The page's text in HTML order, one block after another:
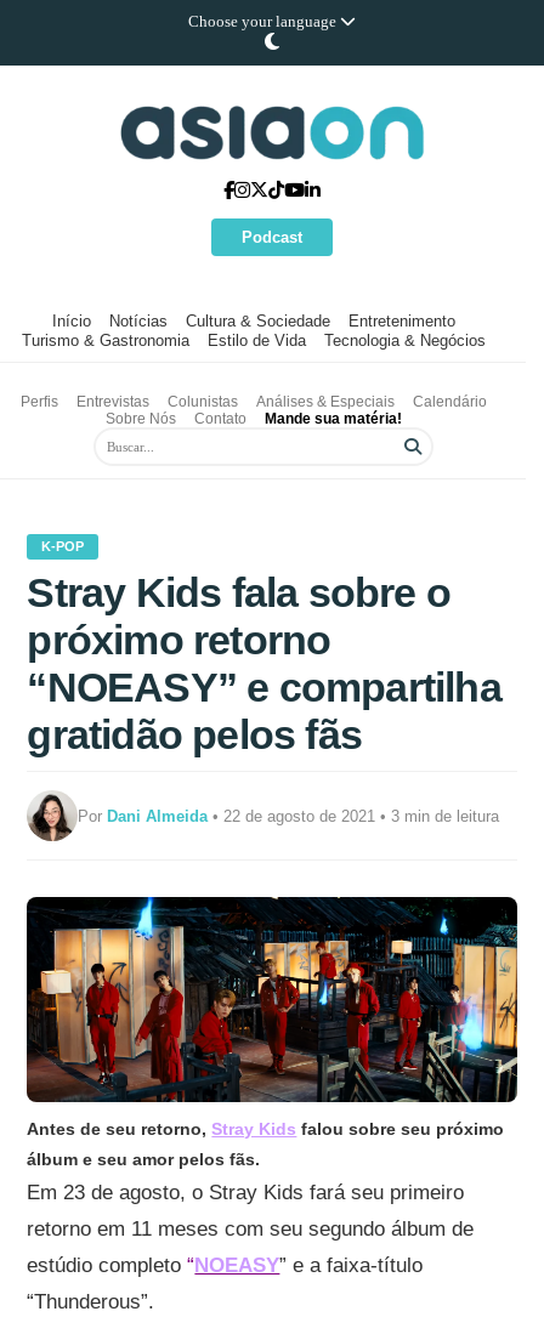
Choose your language
Podcast
Início Notícias Cultura & Sociedade
Entretenimento
Turismo & Gastronomia
Estilo de Vida Tecnologia & Negócios
Perfis Entrevistas Colunistas Análises & Especiais
Calendário
Sobre Nós
Contato Mande sua matéria!
K-POP
Stray Kids fala sobre o
próximo retorno
“NOEASY” e compartilha
gratidão pelos fãs
PorDani Almeida • 22 de agosto de 2021 • 3 min de leitura
Antes de seu retorno,Stray Kids falou sobre seu próximo
álbum e seu amor pelos fãs.
Em 23 de agosto, o Stray Kids fará seu primeiro
retorno em 11 meses com seu segundo álbum de
estúdio completo“NOEASY” e a faixa-título
“Thunderous”.